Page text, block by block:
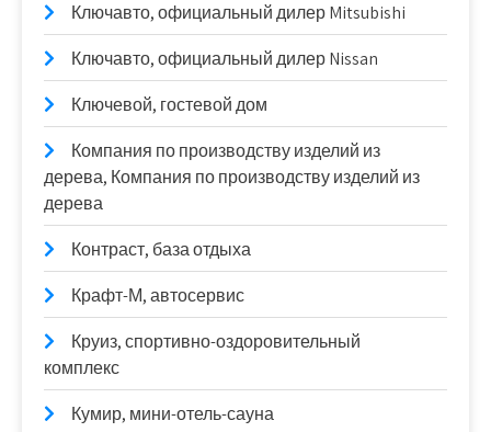
Ключавто, официальный дилер Mitsubishi
Ключавто, официальный дилер Nissan
Ключевой, гостевой дом
Компания по производству изделий из
дерева, Компания по производству изделий из
дерева
Контраст, база отдыха
Крафт-М, автосервис
Круиз, спортивно-оздоровительный
комплекс
Кумир, мини-отель-сауна